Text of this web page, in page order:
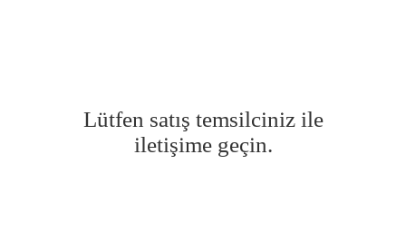
Lütfen satış temsilciniz ile
iletişime geçin.